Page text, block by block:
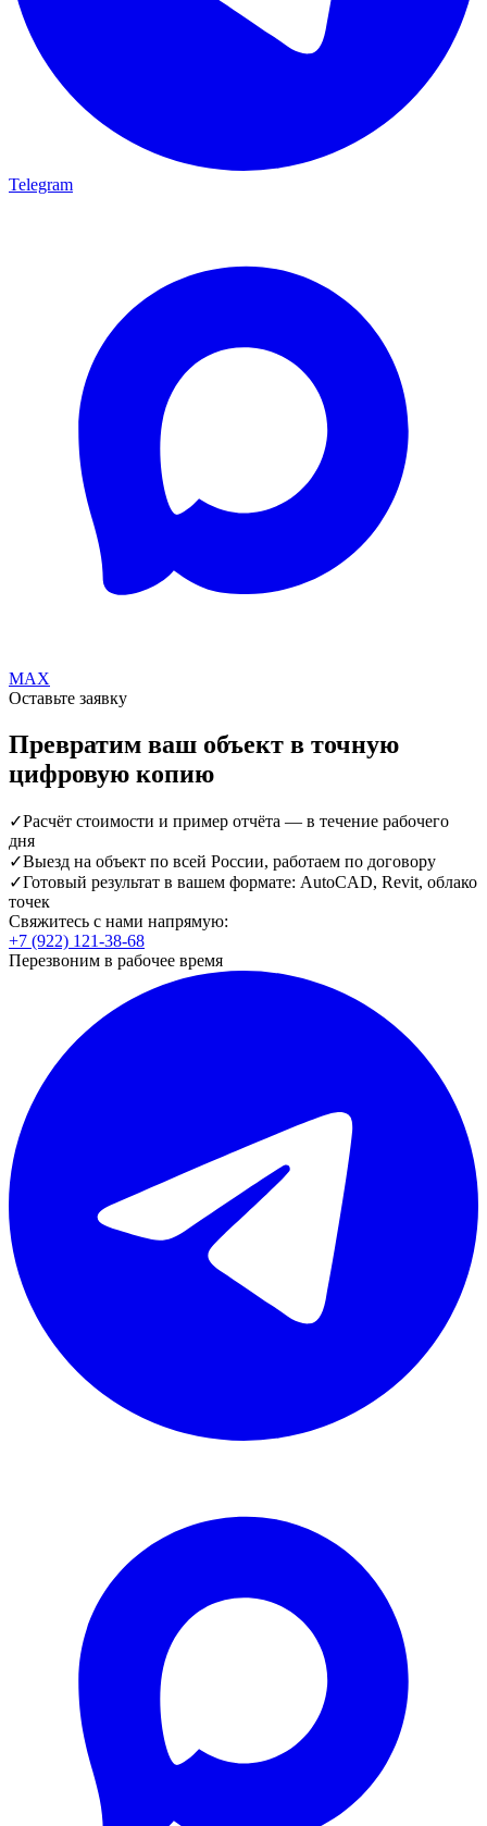
Telegram
MAX
Оставьте заявку
Превратим ваш объект в точную
цифровую копию
✓Расчёт стоимости и пример отчёта — в течение рабочего
дня
✓Выезд на объект по всей России, работаем по договору
✓Готовый результат в вашем формате: AutoCAD, Revit, облако
точек
Свяжитесь с нами напрямую:
+7 (922) 121-38-68
Перезвоним в рабочее время